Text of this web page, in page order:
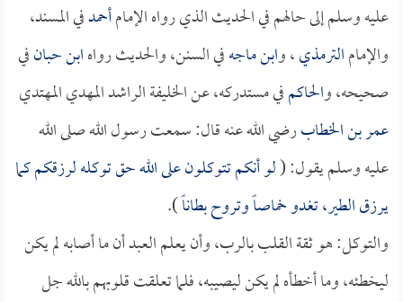
عليه وسلم إلى حالهم في الحديث الذي رواه الإمامأحمدفي المسند،
والإمامالترمذي، وابن ماجهفي السنن، والحديث رواهابن حبانفي
صحيحه، والحاكمفي مستدركه، عن الخليفة الراشد المهدي المهتدي
عمر بن الخطابرضي الله عنه قال: سمعت رسول الله صلى الله
عليه وسلم يقول: (لو أنكم تتوكلون على الله حق توكله لرزقكم كما
يرزق الطير، تغدو خماصاً وتروح بطاناً).
والتوكل: هو ثقة القلب بالرب، وأن يعلم العبد أن ما أصابه لم يكن
ليخطئه، وما أخطأه لم يكن ليصيبه، فلما تعلقت قلوبهم بالله جل